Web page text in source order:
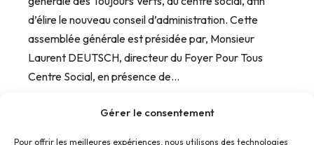
Gérer le consentement
Pour offrir les meilleures expériences, nous utilisons des technologies
d’élire le nouveau conseil d’administration. Cette
assemblée générale est présidée par, Monsieur
Laurent DEUTSCH, directeur du Foyer Pour Tous
Centre Social, en présence de…